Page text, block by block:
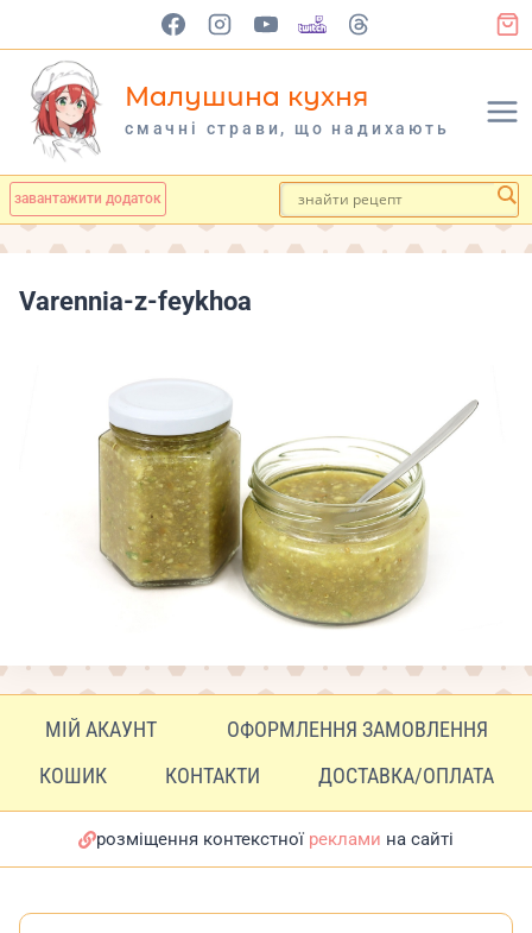
вмісту
Малушина кухня
cмачні страви, що надихають
завантажити додаток
Varennia-z-feykhoa
МІЙ АКАУНТ
ОФОРМЛЕННЯ ЗАМОВЛЕННЯ
КОШИК
КОНТАКТИ ДОСТАВКА/ОПЛАТА
розміщення контекстної реклами на сайті